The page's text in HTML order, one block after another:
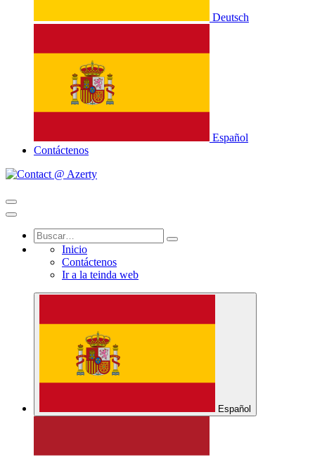
Deutsch
Español
Contáctenos
Inicio
Contáctenos
Ir a la teinda web
Español